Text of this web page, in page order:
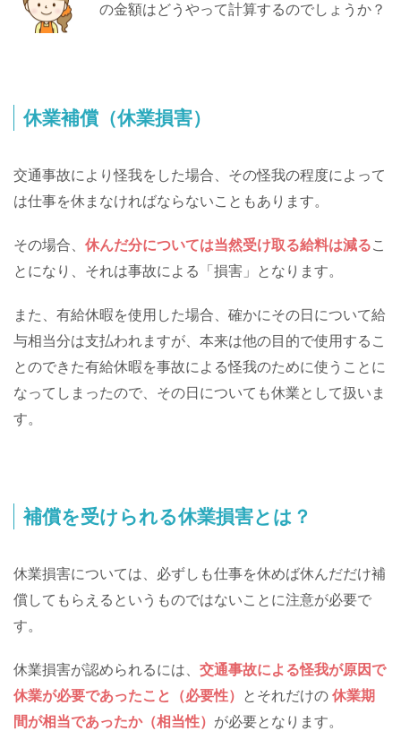
の金額はどうやって計算するのでしょうか？
休業補償（休業損害）
交通事故により怪我をした場合、その怪我の程度によって
は仕事を休まなければならないこともあります。
その場合、 休んだ分については当然受け取る給料は減るこ
とになり、それは事故による「損害」となります。
また、有給休暇を使用した場合、確かにその日について給
与相当分は支払われますが、本来は他の目的で使用するこ
とのできた有給休暇を事故による怪我のために使うことに
なってしまったので、その日についても休業として扱いま
す。
補償を受けられる休業損害とは？
休業損害については、必ずしも仕事を休めば休んだだけ補
償してもらえるというものではないことに注意が必要で
す。
休業損害が認められるには、 交通事故による怪我が原因で
休業が必要であったこと（必要性）
とそれだけの 休業期
間が相当であったか（相当性） が必要となります。